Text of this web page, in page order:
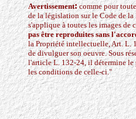
Avertissement:comme pour
de la législation sur le Code de
s'applique à toutes les images de
pas être reproduites sans
la Propriété intellectuelle, Art. L.
de divulguer son oeuvre. Sous
l'article L. 132-24, il détermine
les conditions de celle-ci."